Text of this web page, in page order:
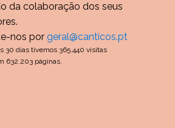
da colaboração dos seus
nos por geral@canticos.pt
30 dias tivemos 365.440 visitas
632.203 páginas.